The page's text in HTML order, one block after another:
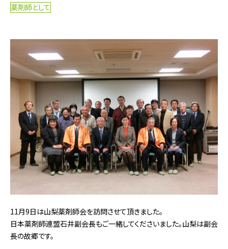
薬剤師として
11月9日は山梨薬剤師会を訪問させて頂きました。
日本薬剤師連盟石井副会長もご一緒してくださいました。山梨は副会
長の故郷です。